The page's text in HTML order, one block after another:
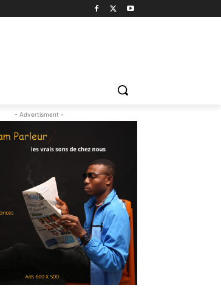
- Advertisment -